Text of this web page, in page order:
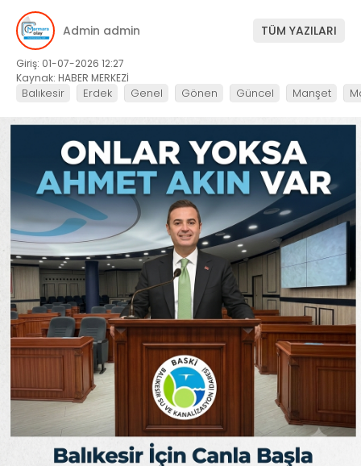
Admin admin TÜM YAZILARI
Giriş: 01-07-2026 12:27
Kaynak: HABER MERKEZİ
Balıkesir Erdek Genel Gönen Güncel Manşet